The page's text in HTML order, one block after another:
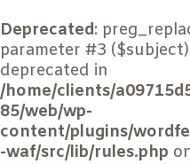
Deprecated:
parameter #3
deprecated in
/home/clients/
85/web/wp-
content/plugins/
-waf/src/lib/rules.php